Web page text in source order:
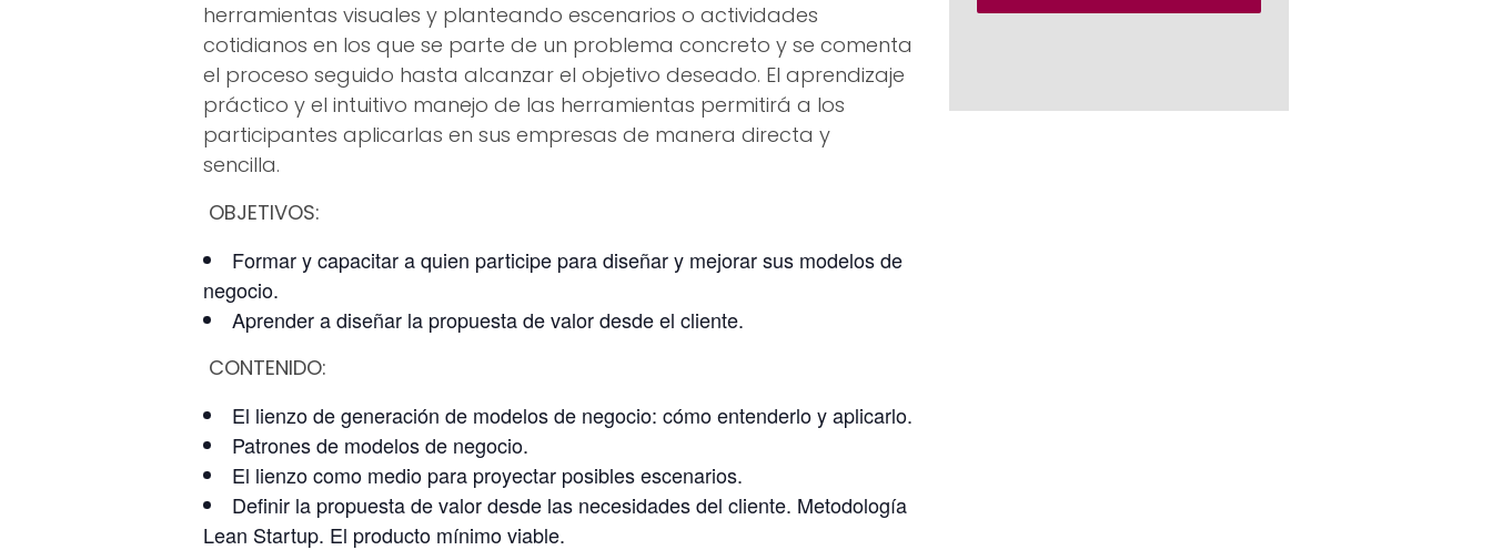
herramientas visuales y planteando escenarios o actividades
cotidianos en los que se parte de un problema concreto y se comenta
el proceso seguido hasta alcanzar el objetivo deseado. El aprendizaje
práctico y el intuitivo manejo de las herramientas permitirá a los
participantes aplicarlas en sus empresas de manera directa y
sencilla.
OBJETIVOS:
Formar y capacitar a quien participe para diseñar y mejorar sus modelos de
negocio.
Aprender a diseñar la propuesta de valor desde el cliente.
CONTENIDO:
El lienzo de generación de modelos de negocio: cómo entenderlo y aplicarlo.
Patrones de modelos de negocio.
El lienzo como medio para proyectar posibles escenarios.
Definir la propuesta de valor desde las necesidades del cliente. Metodología
Lean Startup. El producto mínimo viable.